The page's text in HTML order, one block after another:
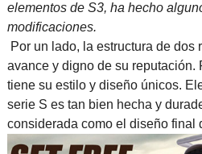
elementos de S3, ha hecho
modificaciones.
Por un lado, la estructura de dos
avance y digno de su reputación.
tiene su estilo y diseño únicos.
serie S es tan bien hecha y
considerada como el diseño final